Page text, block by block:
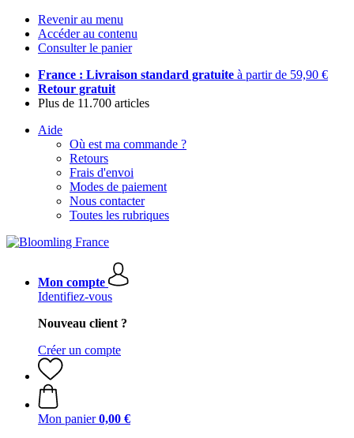
Revenir au menu
Accéder au contenu
Consulter le panier
France : Livraison standard gratuite à partir de 59,90 €
Retour gratuit
Plus de 11.700 articles
Aide
Où est ma commande ?
Retours
Frais d'envoi
Modes de paiement
Nous contacter
Toutes les rubriques
Mon compte
Identifiez-vous
Nouveau client ?
Créer un compte
Mon panier 0,00 €